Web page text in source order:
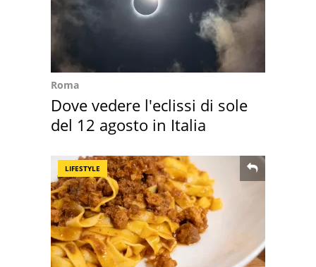
Roma
Dove vedere l'eclissi di sole
del 12 agosto in Italia
LIFESTYLE